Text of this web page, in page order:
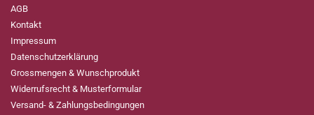
AGB
Kontakt
Impressum
Datenschutzerklärung
Grossmengen & Wunschprodukt
Widerrufsrecht & Musterformular
Versand- & Zahlungsbedingungen